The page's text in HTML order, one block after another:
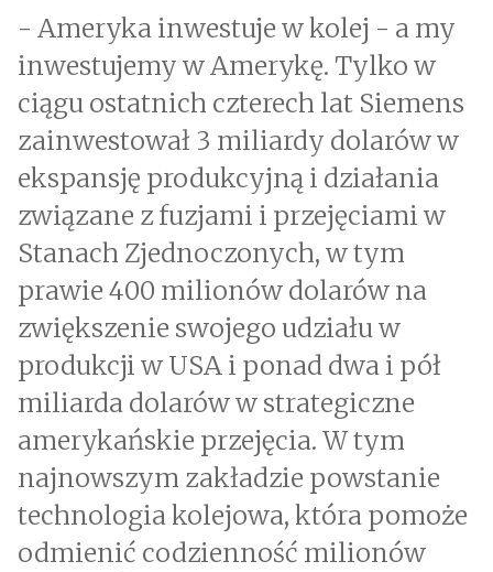
- Ameryka inwestuje w kolej - a my
inwestujemy w Amerykę. Tylko w
ciągu ostatnich czterech lat Siemens
zainwestował 3 miliardy dolarów w
ekspansję produkcyjną i działania
związane z fuzjami i przejęciami w
Stanach Zjednoczonych, w tym
prawie 400 milionów dolarów na
zwiększenie swojego udziału w
produkcji w USA i ponad dwa i pół
miliarda dolarów w strategiczne
amerykańskie przejęcia. W tym
najnowszym zakładzie powstanie
technologia kolejowa, która pomoże
odmienić codzienność milionów